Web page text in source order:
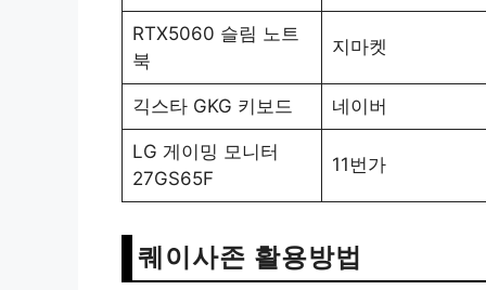
RTX5060 슬림 노트
북
지마켓
긱스타 GKG 키보드 네이버
LG 게이밍 모니터
27GS65F
11번가
퀘이사존 활용방법